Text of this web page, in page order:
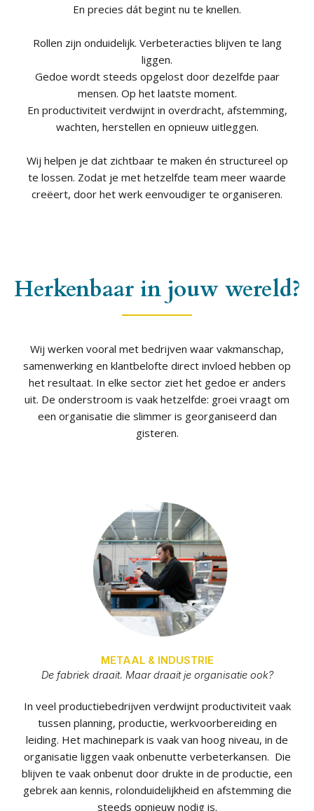
En precies dát begint nu te knellen.
Rollen zijn onduidelijk. Verbeteracties blijven te lang
liggen.
Gedoe wordt steeds opgelost door dezelfde paar
mensen. Op het laatste moment.
En productiviteit verdwijnt in overdracht, afstemming,
wachten, herstellen en opnieuw uitleggen.
Wij helpen je dat zichtbaar te maken én structureel op
te lossen. Zodat je met hetzelfde team meer waarde
creëert, door het werk eenvoudiger te organiseren.
Herkenbaar in jouw wereld?
Wij werken vooral met bedrijven waar vakmanschap,
samenwerking en klantbelofte direct invloed hebben op
het resultaat. In elke sector ziet het gedoe er anders
uit. De onderstroom is vaak hetzelfde: groei vraagt om
een organisatie die slimmer is georganiseerd dan
gisteren.
METAAL & INDUSTRIE
De fabriek draait. Maar draait je organisatie ook?
In veel productiebedrijven verdwijnt productiviteit vaak
tussen planning, productie, werkvoorbereiding en
leiding. Het machinepark is vaak van hoog niveau, in de
organisatie liggen vaak onbenutte verbeterkansen. Die
blijven te vaak onbenut door drukte in de productie, een
gebrek aan kennis, rolonduidelijkheid en afstemming die
steeds opnieuw nodig is.